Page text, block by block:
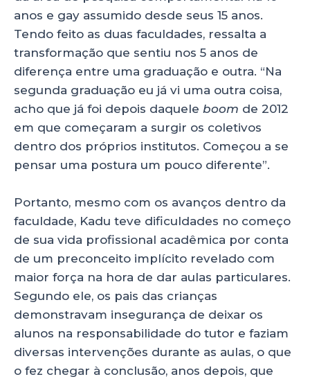
anos e gay assumido desde seus 15 anos.
Tendo feito as duas faculdades, ressalta a
transformação que sentiu nos 5 anos de
diferença entre uma graduação e outra. “Na
segunda graduação eu já vi uma outra coisa,
acho que já foi depois daquele boom de 2012
em que começaram a surgir os coletivos
dentro dos próprios institutos. Começou a se
pensar uma postura um pouco diferente”.
Portanto, mesmo com os avanços dentro da
faculdade, Kadu teve dificuldades no começo
de sua vida profissional acadêmica por conta
de um preconceito implícito revelado com
maior força na hora de dar aulas particulares.
Segundo ele, os pais das crianças
demonstravam insegurança de deixar os
alunos na responsabilidade do tutor e faziam
diversas intervenções durante as aulas, o que
o fez chegar à conclusão, anos depois, que